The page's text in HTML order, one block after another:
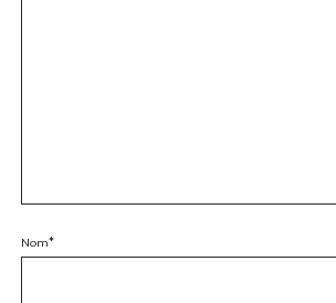
Nom*